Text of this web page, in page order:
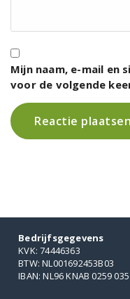
Mijn naam, e-mail en
voor de volgende
Bedrijfsgegevens
KVK: 74446363
BTW: NL001692453B03
IBAN: NL96 KNAB 0259